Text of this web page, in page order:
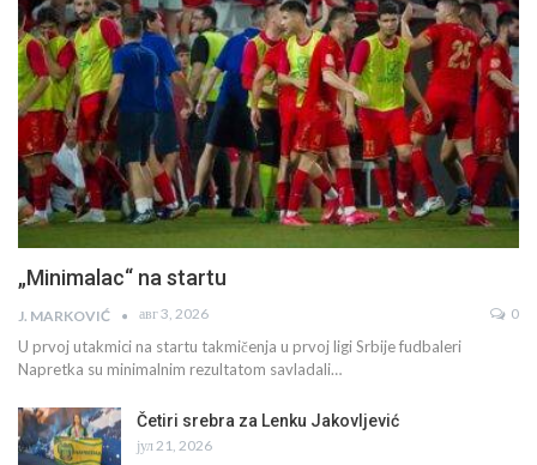
„Minimalac“ na startu
J. MARKOVIĆ авг 3, 2026 0
U prvoj utakmici na startu takmičenja u prvoj ligi Srbije fudbaleri
Napretka su minimalnim rezultatom savladali…
Četiri srebra za Lenku Jakovljević
јул 21, 2026